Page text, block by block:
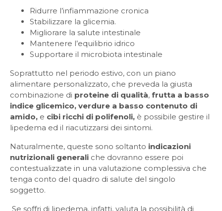
Ridurre l’infiammazione cronica
Stabilizzare la glicemia.
Migliorare la salute intestinale
Mantenere l’equilibrio idrico
Supportare il microbiota intestinale
Soprattutto nel periodo estivo, con un piano
alimentare personalizzato, che preveda la giusta
combinazione di proteine di qualità, frutta a basso
indice glicemico, verdure a basso contenuto di
amido, e cibi ricchi di polifenoli, è possibile gestire il
lipedema ed il riacutizzarsi dei sintomi.
Naturalmente, queste sono soltanto indicazioni
nutrizionali generali che dovranno essere poi
contestualizzate in una valutazione complessiva che
tenga conto del quadro di salute del singolo
soggetto.
Se soffri di lipedema, infatti, valuta la possibilità di